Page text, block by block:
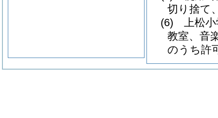
切り捨て
(6) 上松小
教室、音
のうち許